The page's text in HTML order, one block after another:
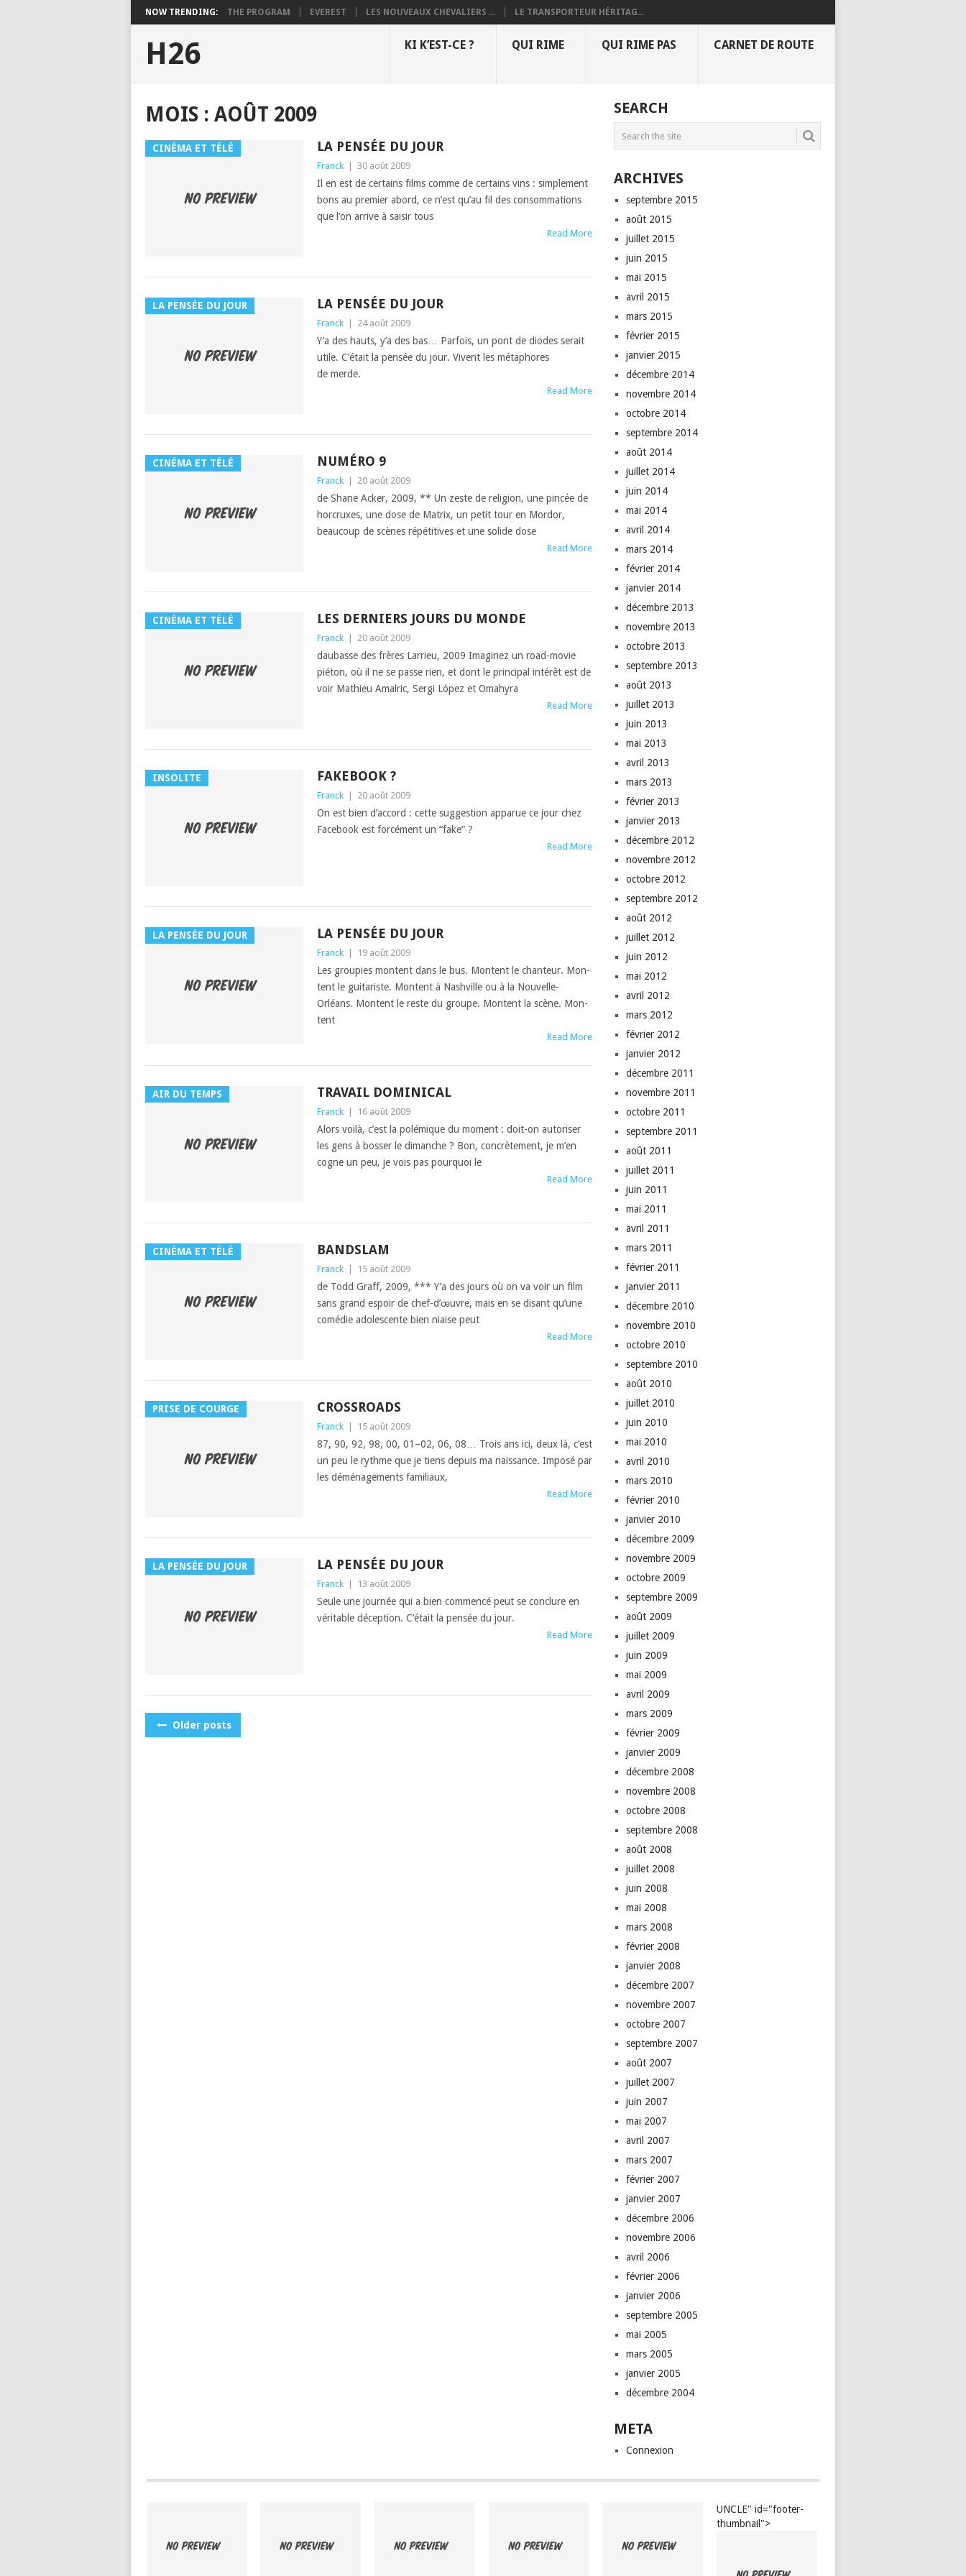
NOW TRENDING: THE PROGRAM EVEREST LES NOUVEAUX CHEVALIERS ... LE TRANSPORTEUR HÉRITAG...
H26 KI K’EST-CE ? QUI RIME QUI RIME PAS CARNET DE ROUTE
MOIS : AOÛT 2009
CINÉMA ET TÉLÉ LA PENSÉE DU JOUR
Franck 30 août 2009
Il en est de cer­tains films comme de cer­tains vins : sim­ple­ment
bons au pre­mier abord, ce n’est qu’au fil des con­som­ma­tions
que l’on arrive à saisir tous
Read More
LA PENSÉE DU JOUR LA PENSÉE DU JOUR
Franck 24 août 2009
Y’a des hauts, y’a des bas… Par­fois, un pont de diodes serait
utile. C’é­tait la pen­sée du jour. Vivent les métaphores
de merde.
Read More
CINÉMA ET TÉLÉ NUMÉRO 9
Franck 20 août 2009
de Shane Ack­er, 2009, ** Un zeste de reli­gion, une pincée de
hor­crux­es, une dose de Matrix, un petit tour en Mor­dor,
beau­coup de scènes répéti­tives et une solide dose
Read More
CINÉMA ET TÉLÉ LES DERNIERS JOURS DU MONDE
Franck 20 août 2009
daubasse des frères Lar­rieu, 2009 Imag­inez un road-movie
pié­ton, où il ne se passe rien, et dont le prin­ci­pal intérêt est de
voir Math­ieu Amal­ric, Ser­gi López et Omahyra
Read More
INSOLITE FAKEBOOK ?
Franck 20 août 2009
On est bien d’ac­cord : cette sug­ges­tion apparue ce jour chez
Face­book est for­cé­ment un “fake” ?
Read More
LA PENSÉE DU JOUR LA PENSÉE DU JOUR
Franck 19 août 2009
Les groupies mon­tent dans le bus. Mon­tent le chanteur. Mon­
tent le gui­tariste. Mon­tent à Nashville ou à la Nou­velle-
Orléans. Mon­tent le reste du groupe. Mon­tent la scène. Mon­
tent
Read More
AIR DU TEMPS TRAVAIL DOMINICAL
Franck 16 août 2009
Alors voilà, c’est la polémique du moment : doit-on autoris­er
les gens à boss­er le dimanche ? Bon, con­crète­ment, je m’en
cogne un peu, je vois pas pourquoi le
Read More
CINÉMA ET TÉLÉ BANDSLAM
Franck 15 août 2009
de Todd Graff, 2009, *** Y’a des jours où on va voir un film
sans grand espoir de chef-d’œu­vre, mais en se dis­ant qu’une
comédie ado­les­cente bien niaise peut
Read More
PRISE DE COURGE CROSSROADS
Franck 15 août 2009
87, 90, 92, 98, 00, 01–02, 06, 08… Trois ans ici, deux là, c’est
un peu le rythme que je tiens depuis ma nais­sance. Imposé par
les démé­nage­ments famil­i­aux,
Read More
LA PENSÉE DU JOUR LA PENSÉE DU JOUR
Franck 13 août 2009
Seule une journée qui a bien com­mencé peut se con­clure en
véri­ta­ble déception. C’é­tait la pen­sée du jour.
Read More
POSTS
Older posts
SEARCH
ARCHIVES
septembre 2015
août 2015
juillet 2015
juin 2015
mai 2015
avril 2015
mars 2015
février 2015
janvier 2015
décembre 2014
novembre 2014
octobre 2014
septembre 2014
août 2014
juillet 2014
juin 2014
mai 2014
avril 2014
mars 2014
février 2014
janvier 2014
décembre 2013
novembre 2013
octobre 2013
septembre 2013
août 2013
juillet 2013
juin 2013
mai 2013
avril 2013
mars 2013
février 2013
janvier 2013
décembre 2012
novembre 2012
octobre 2012
septembre 2012
août 2012
juillet 2012
juin 2012
mai 2012
avril 2012
mars 2012
février 2012
janvier 2012
décembre 2011
novembre 2011
octobre 2011
septembre 2011
août 2011
juillet 2011
juin 2011
mai 2011
avril 2011
mars 2011
février 2011
janvier 2011
décembre 2010
novembre 2010
octobre 2010
septembre 2010
août 2010
juillet 2010
juin 2010
mai 2010
avril 2010
mars 2010
février 2010
janvier 2010
décembre 2009
novembre 2009
octobre 2009
septembre 2009
août 2009
juillet 2009
juin 2009
mai 2009
avril 2009
mars 2009
février 2009
janvier 2009
décembre 2008
novembre 2008
octobre 2008
septembre 2008
août 2008
juillet 2008
juin 2008
mai 2008
mars 2008
février 2008
janvier 2008
décembre 2007
novembre 2007
octobre 2007
septembre 2007
août 2007
juillet 2007
juin 2007
mai 2007
avril 2007
mars 2007
février 2007
janvier 2007
décembre 2006
novembre 2006
avril 2006
février 2006
janvier 2006
septembre 2005
mai 2005
mars 2005
janvier 2005
décembre 2004
META
Connexion
UNCLE" id="footer-
thumbnail">